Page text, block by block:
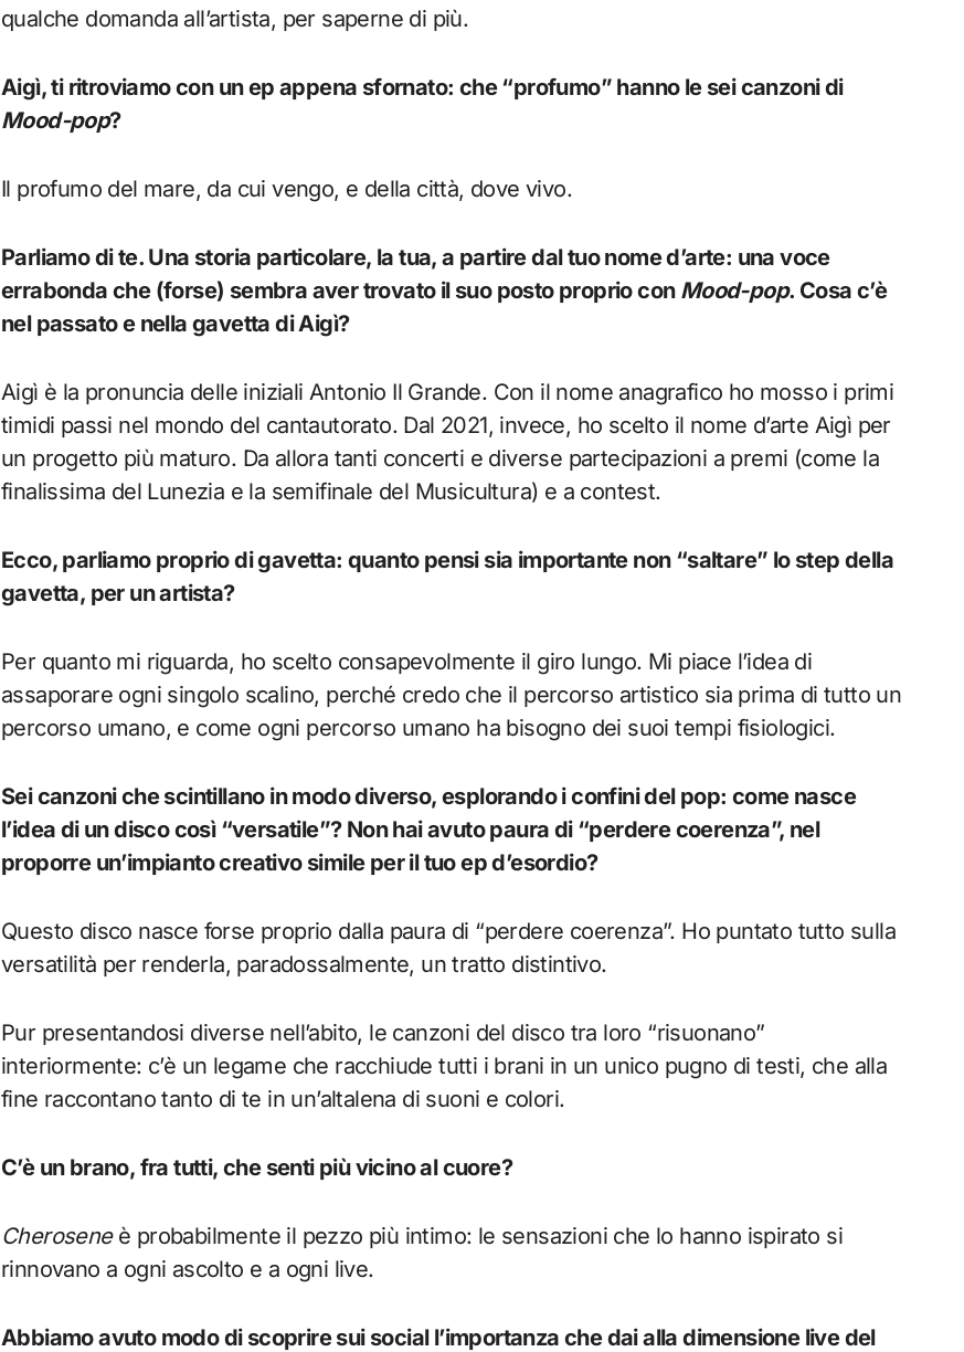
qualche domanda all’artista, per saperne di più.
Aigì, ti ritroviamo con un ep appena sfornato: che “profumo” hanno le sei canzoni di
Mood-pop?
Il profumo del mare, da cui vengo, e della città, dove vivo.
Parliamo di te. Una storia particolare, la tua, a partire dal tuo nome d’arte: una voce
errabonda che (forse) sembra aver trovato il suo posto proprio con Mood-pop. Cosa c’è
nel passato e nella gavetta di Aigì?
Aigì è la pronuncia delle iniziali Antonio Il Grande. Con il nome anagrafico ho mosso i primi
timidi passi nel mondo del cantautorato. Dal 2021, invece, ho scelto il nome d’arte Aigì per
un progetto più maturo. Da allora tanti concerti e diverse partecipazioni a premi (come la
finalissima del Lunezia e la semifinale del Musicultura) e a contest.
Ecco, parliamo proprio di gavetta: quanto pensi sia importante non “saltare” lo step della
gavetta, per un artista?
Per quanto mi riguarda, ho scelto consapevolmente il giro lungo. Mi piace l’idea di
assaporare ogni singolo scalino, perché credo che il percorso artistico sia prima di tutto un
percorso umano, e come ogni percorso umano ha bisogno dei suoi tempi fisiologici.
Sei canzoni che scintillano in modo diverso, esplorando i confini del pop: come nasce
l’idea di un disco così “versatile”? Non hai avuto paura di “perdere coerenza”, nel
proporre un’impianto creativo simile per il tuo ep d’esordio?
Questo disco nasce forse proprio dalla paura di “perdere coerenza”. Ho puntato tutto sulla
versatilità per renderla, paradossalmente, un tratto distintivo.
Pur presentandosi diverse nell’abito, le canzoni del disco tra loro “risuonano”
interiormente: c’è un legame che racchiude tutti i brani in un unico pugno di testi, che alla
fine raccontano tanto di te in un’altalena di suoni e colori.
C’è un brano, fra tutti, che senti più vicino al cuore?
Cheroseneè probabilmente il pezzo più intimo: le sensazioni che lo hanno ispirato si
rinnovano a ogni ascolto e a ogni live.
Abbiamo avuto modo di scoprire sui social l’importanza che dai alla dimensione live del